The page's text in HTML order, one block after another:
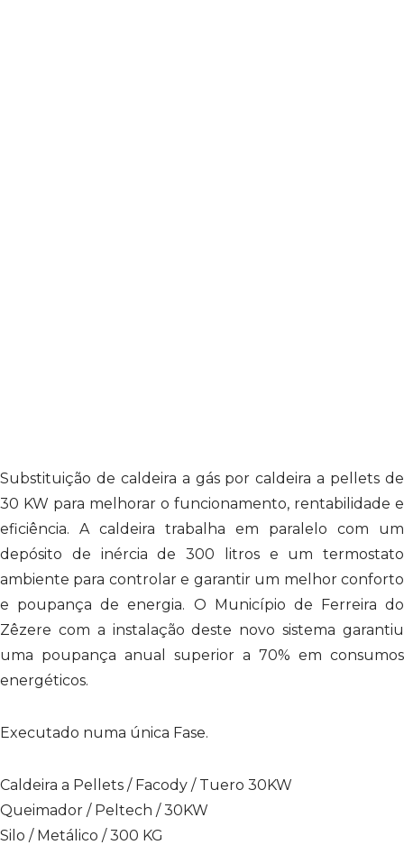
Substituição de caldeira a gás por caldeira a pellets de
30 KW para melhorar o funcionamento, rentabilidade e
eficiência. A caldeira trabalha em paralelo com um
depósito de inércia de 300 litros e um termostato
ambiente para controlar e garantir um melhor conforto
e poupança de energia. O Município de Ferreira do
Zêzere com a instalação deste novo sistema garantiu
uma poupança anual superior a 70% em consumos
energéticos.
Executado numa única Fase.
Caldeira a Pellets / Facody / Tuero 30KW
Queimador / Peltech / 30KW
Silo / Metálico / 300 KG